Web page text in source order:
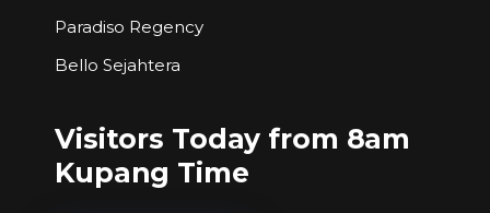
Paradiso Regency
Bello Sejahtera
Visitors Today from 8am
Kupang Time